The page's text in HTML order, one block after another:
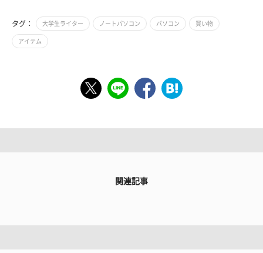
タグ： 大学生ライター ノートパソコン パソコン 買い物
アイテム
関連記事